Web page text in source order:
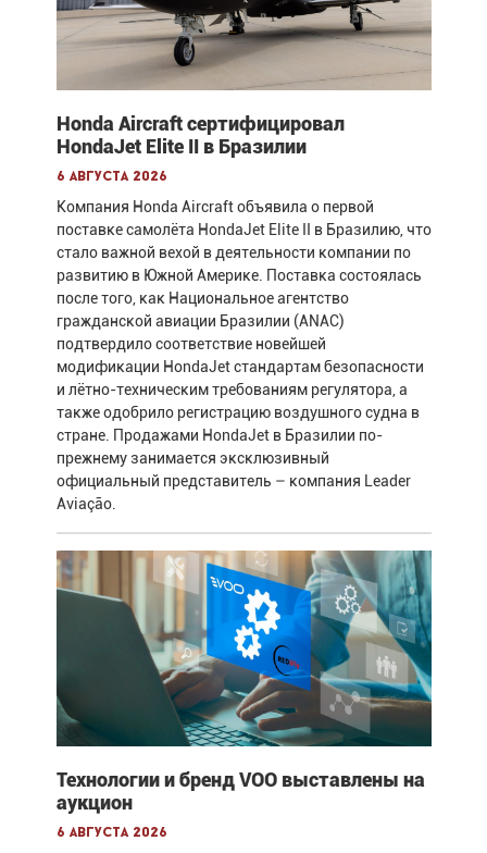
Honda Aircraft сертифицировал
HondaJet Elite II в Бразилии
6 августа 2026
Компания Honda Aircraft объявила о первой
поставке самолёта HondaJet Elite II в Бразилию, что
стало важной вехой в деятельности компании по
развитию в Южной Америке. Поставка состоялась
после того, как Национальное агентство
гражданской авиации Бразилии (ANAC)
подтвердило соответствие новейшей
модификации HondaJet стандартам безопасности
и лётно-техническим требованиям регулятора, а
также одобрило регистрацию воздушного судна в
стране. Продажами HondaJet в Бразилии по-
прежнему занимается эксклюзивный
официальный представитель – компания Leader
Aviação.
Технологии и бренд VOO выставлены на
аукцион
6 августа 2026